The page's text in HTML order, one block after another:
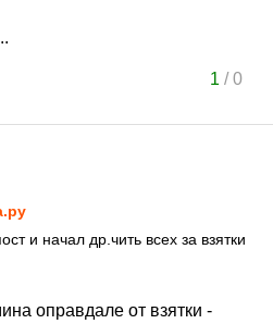
1 /0
и начал др.чить всех за взятки
оправдале от взятки -